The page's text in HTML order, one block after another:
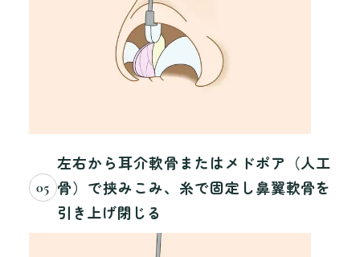
05
左右から耳介軟骨またはメドポア（人工
骨）で挟みこみ、糸で固定し鼻翼軟骨を
引き上げ閉じる